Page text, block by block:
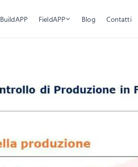
BuildAPP FieldAPP Blog Contatti